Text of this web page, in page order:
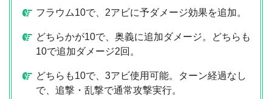
フラウム10で、2アビに予ダメージ効果を追加。
どちらかが10で、奥義に追加ダメージ。どちらも
10で追加ダメージ2回。
どちらも10で、3アビ使用可能。ターン経過なし
で、追撃・乱撃で通常攻撃実行。